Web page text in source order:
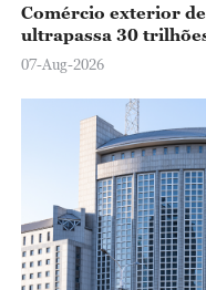
Comércio exterior
ultrapassa 30
07-Aug-2026